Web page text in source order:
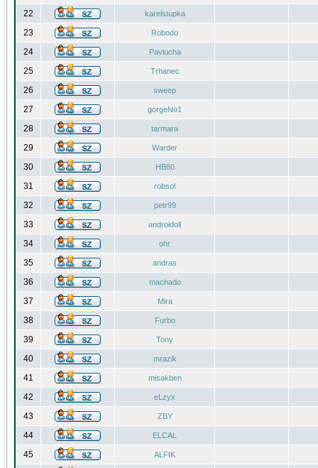
22 karelstupka
23 Robodo
24 Pavlucha
25 Trhanec
26 sweep
27 gorgeNo1
28 tarmara
29 Warder
30 HB80
31 robsol
32 petr99
33 androidoll
34 ohr
35 andras
36 machado
37 Mira
38 Furbo
39 Tony
40 mrazik
41 misakben
42 eLzyx
43 ZBY
44 ELCAL
45 ALFIK